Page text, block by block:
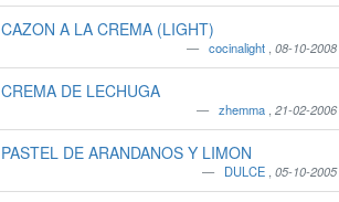
CAZON A LA CREMA (LIGHT)
cocinalight ,08-10-2008
CREMA DE LECHUGA
zhemma ,21-02-2006
PASTEL DE ARANDANOS Y LIMON
DULCE ,05-10-2005